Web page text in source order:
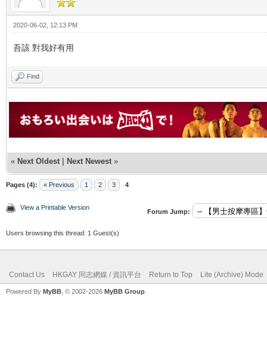
2020-06-02, 12:13 PM
吾該 對我好有用
Find
« Next Oldest | Next Newest »
Pages (4): « Previous 1 2 3 4
View a Printable Version
Forum Jump:
Users browsing this thread: 1 Guest(s)
Contact Us HKGAY 同志網媒 / 資訊平台 Return to Top Lite (Archive) Mode
Powered By MyBB , © 2002-2026 MyBB Group